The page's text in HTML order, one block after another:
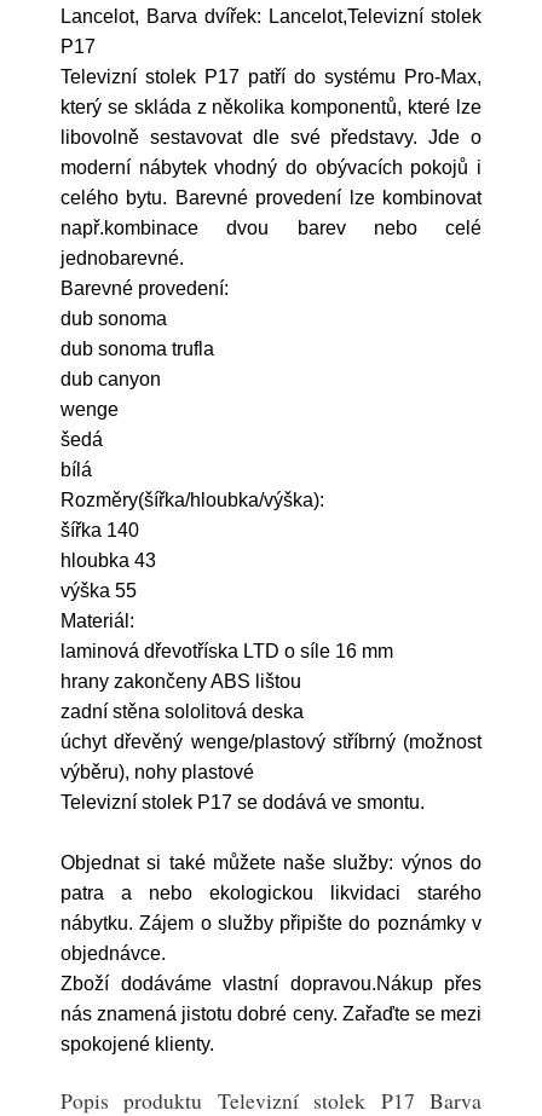
Lancelot, Barva dvířek: Lancelot,Televizní stolek
P17
Televizní stolek P17 patří do systému Pro-Max,
který se skláda z několika komponentů, které lze
libovolně sestavovat dle své představy. Jde o
moderní nábytek vhodný do obývacích pokojů i
celého bytu. Barevné provedení lze kombinovat
např.kombinace dvou barev nebo celé
jednobarevné.
Barevné provedení:
dub sonoma
dub sonoma trufla
dub canyon
wenge
šedá
bílá
Rozměry(šířka/hloubka/výška):
šířka 140
hloubka 43
výška 55
Materiál:
laminová dřevotříska LTD o síle 16 mm
hrany zakončeny ABS lištou
zadní stěna sololitová deska
úchyt dřevěný wenge/plastový stříbrný (možnost
výběru), nohy plastové
Televizní stolek P17 se dodává ve smontu.
Objednat si také můžete naše služby: výnos do
patra a nebo ekologickou likvidaci starého
nábytku. Zájem o služby připište do poznámky v
objednávce.
Zboží dodáváme vlastní dopravou.Nákup přes
nás znamená jistotu dobré ceny. Zařaďte se mezi
spokojené klienty.
Popis produktu Televizní stolek P17 Barva